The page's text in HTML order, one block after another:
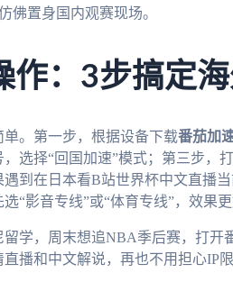
佛置身国内观赛现场。
作：3步搞定
单。第一步，根据设备下载番茄加
，选择“回国加速”模式；第三步，
遇到在日本看B站世界杯中文直播
“影音专线”或“体育专线”，效果更
留学，周末想追NBA季后赛，打开
直播和中文解说，再也不用担心IP